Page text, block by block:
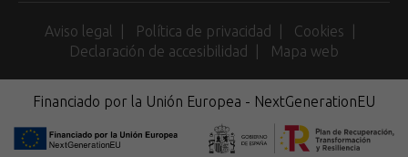
Aviso legal Política de privacidad
Cookies
Declaración de accesibilidad
Mapa web
Financiado por la Unión Europea - NextGenerationEU